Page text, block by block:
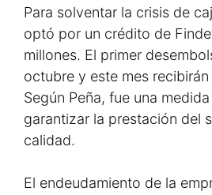
Para solventar la crisis de
optó por un crédito de
millones. El primer
octubre y este mes
Según Peña, fue una
garantizar la prestación del
calidad.
El endeudamiento de la